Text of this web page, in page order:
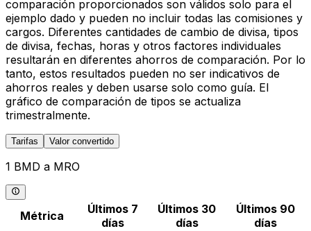
comparación proporcionados son válidos solo para el
ejemplo dado y pueden no incluir todas las comisiones y
cargos. Diferentes cantidades de cambio de divisa, tipos
de divisa, fechas, horas y otros factores individuales
resultarán en diferentes ahorros de comparación. Por lo
tanto, estos resultados pueden no ser indicativos de
ahorros reales y deben usarse solo como guía. El
gráfico de comparación de tipos se actualiza
trimestralmente.
Tarifas Valor convertido
1 BMD a MRO
Métrica
Últimos 7
días
Últimos 30
días
Últimos 90
días